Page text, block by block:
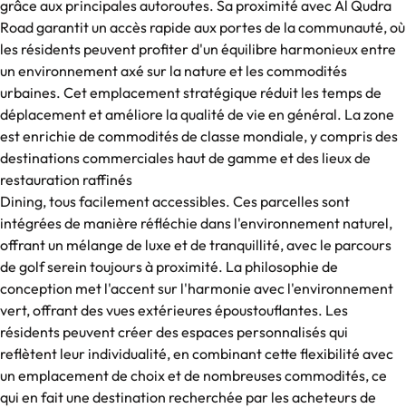
grâce aux principales autoroutes. Sa proximité avec Al Qudra
Road garantit un accès rapide aux portes de la communauté, où
les résidents peuvent profiter d'un équilibre harmonieux entre
un environnement axé sur la nature et les commodités
urbaines. Cet emplacement stratégique réduit les temps de
déplacement et améliore la qualité de vie en général. La zone
est enrichie de commodités de classe mondiale, y compris des
destinations commerciales haut de gamme et des lieux de
restauration raffinés
Dining, tous facilement accessibles. Ces parcelles sont
intégrées de manière réfléchie dans l'environnement naturel,
offrant un mélange de luxe et de tranquillité, avec le parcours
de golf serein toujours à proximité. La philosophie de
conception met l'accent sur l'harmonie avec l'environnement
vert, offrant des vues extérieures époustouflantes. Les
résidents peuvent créer des espaces personnalisés qui
reflètent leur individualité, en combinant cette flexibilité avec
un emplacement de choix et de nombreuses commodités, ce
qui en fait une destination recherchée par les acheteurs de